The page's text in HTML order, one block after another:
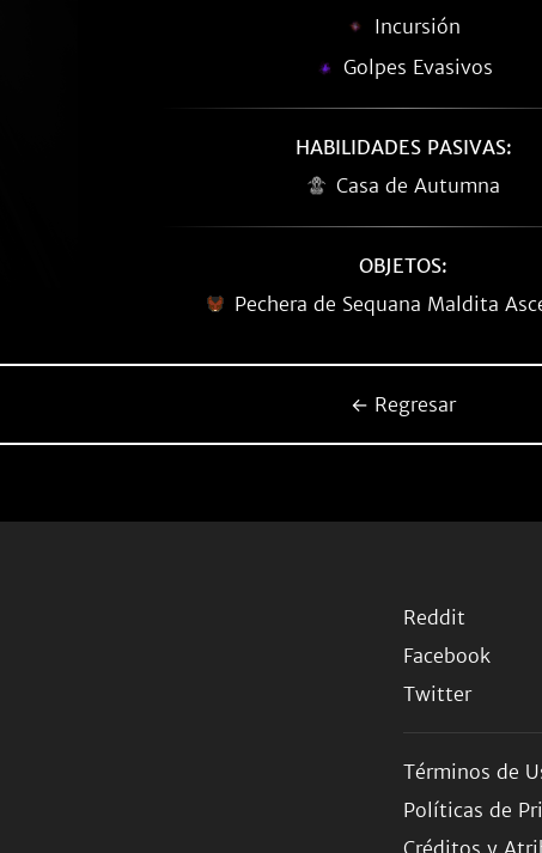
Incursión
Golpes Evasivos
HABILIDADES PASIVAS:
Casa de Autumna
OBJETOS:
Pechera de Sequana Maldita
← Regresar
Reddit
Facebook
Twitter
Términos de
Políticas de
Créditos y